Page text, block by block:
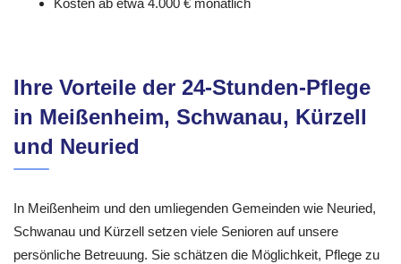
Kosten ab etwa 4.000 € monatlich
Ihre Vorteile der 24-Stunden-Pflege
in Meißenheim, Schwanau, Kürzell
und Neuried
In Meißenheim und den umliegenden Gemeinden wie Neuried,
Schwanau und Kürzell setzen viele Senioren auf unsere
persönliche Betreuung. Sie schätzen die Möglichkeit, Pflege zu